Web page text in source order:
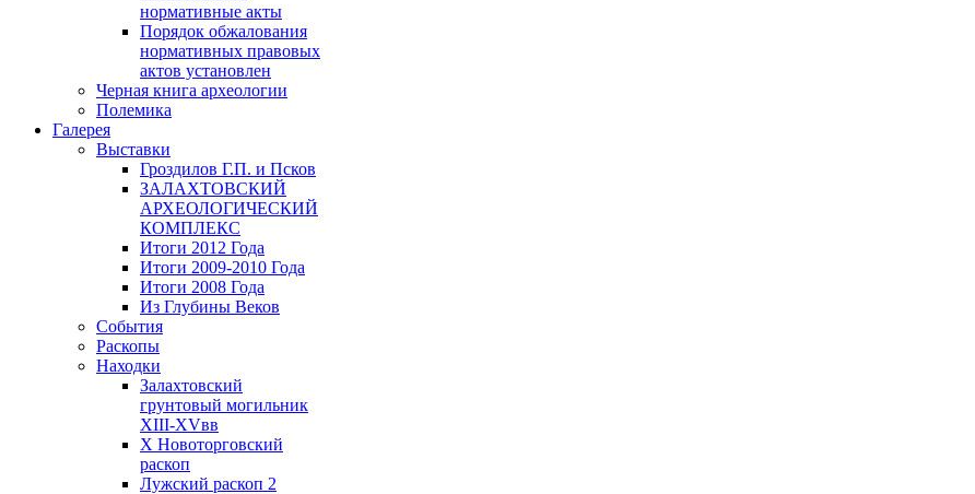
нормативные акты
Порядок обжалования
нормативных правовых
актов установлен
Черная книга археологии
Полемика
Галерея
Выставки
Гроздилов Г.П. и Псков
ЗАЛАХТОВСКИЙ
АРХЕОЛОГИЧЕСКИЙ
КОМПЛЕКС
Итоги 2012 Года
Итоги 2009-2010 Года
Итоги 2008 Года
Из Глубины Веков
События
Раскопы
Находки
Залахтовский
грунтовый могильник
XIII-XVвв
X Новоторговский
раскоп
Лужский раскоп 2